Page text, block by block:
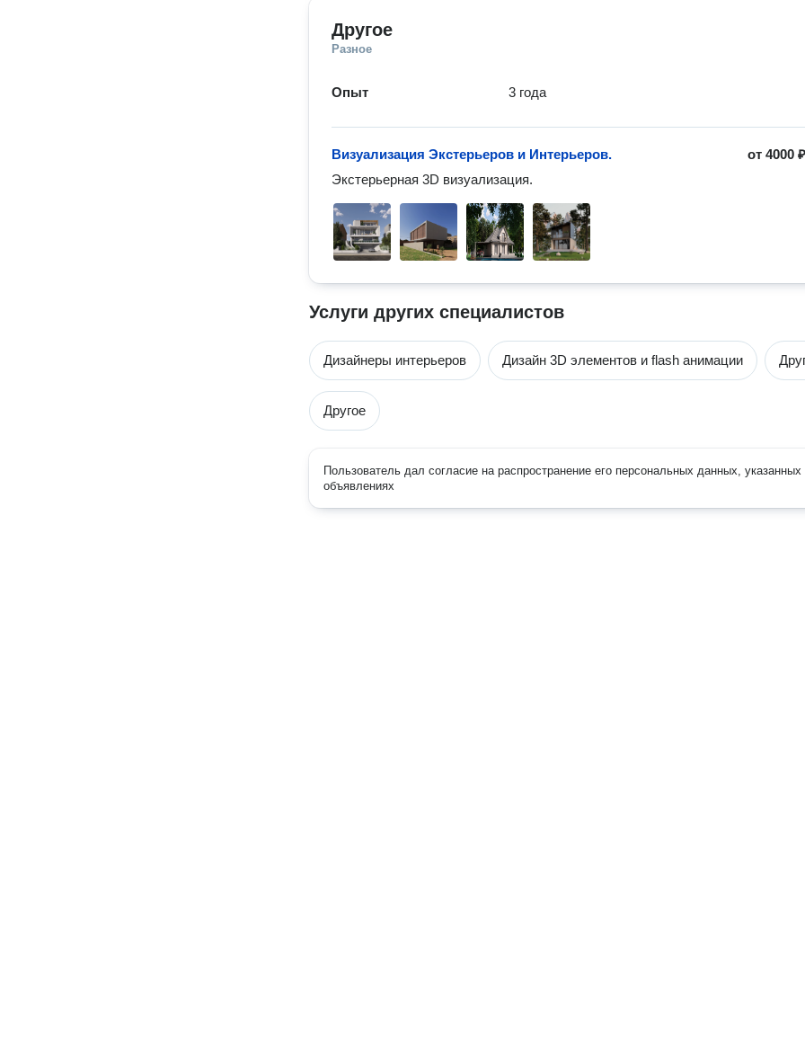
Другое
Разное
Опыт 3 года
от4000 ₽
Визуализация Экстерьеров и Интерьеров.
Экстерьерная 3D визуализация.
Услуги других специалистов
Дизайнеры интерьеров Дизайн 3D элементов и flash анимации
Другое
Пользователь дал согласие на распространение его персональных данных, указанных
объявлениях